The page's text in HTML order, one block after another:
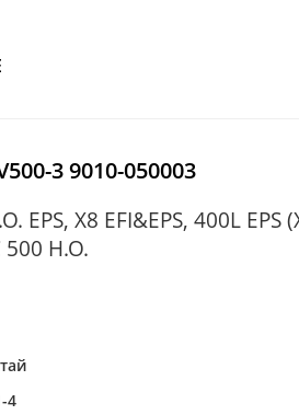
3 9010-050003
EPS, X8 EFI&EPS, 400L EPS
500 H.O.
4